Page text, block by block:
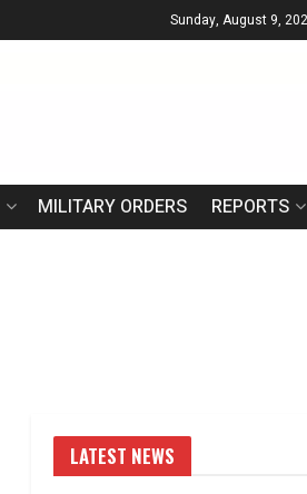
Sunday, August 9,
MILITARY ORDERS REPORTS
LATEST NEWS